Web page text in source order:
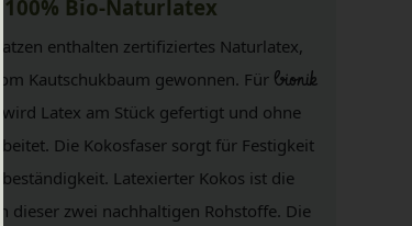
100% Bio-Naturlatex
enthalten zertifiziertes Naturlatex,
Kautschukbaum gewonnen. Für bionik
wird Latex am Stück gefertigt und ohne
Die Kokosfaser sorgt für Festigkeit
Latexierter Kokos ist die
dieser zwei nachhaltigen Rohstoffe. Die